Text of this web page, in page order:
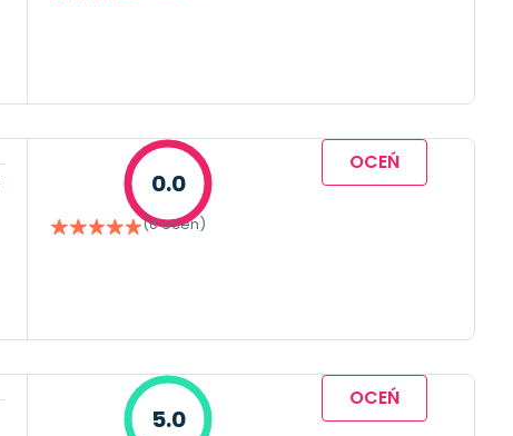
0.0
(0 ocen)
OCEŃ
5.0
OCEŃ